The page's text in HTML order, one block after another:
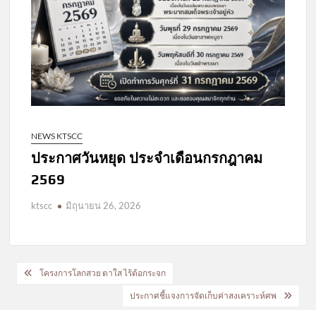
NEWS KTSCC
ประกาศวันหยุด ประจำเดือนกรกฎาคม
2569
ktscc มิถุนายน 26, 2026
แนะแนว
โครงการโลกสวย ตาใส ไร้ต้อกระจก
ประกาศชี้แจงการจัดเก็บค่าสงเคราะห์ศพ